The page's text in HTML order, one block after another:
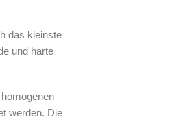
das kleinste
und harte
werden. Die